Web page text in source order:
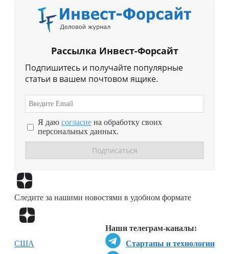
Рассылка Инвест-Форсайт
Подпишитесь и получайте популярные
статьи в вашем почтовом ящике.
Я даю согласие на обработку своих
персональных данных.
Следите за нашими новостями в удобном формате
Наши телеграм-каналы:
Стартапы и технологии
США